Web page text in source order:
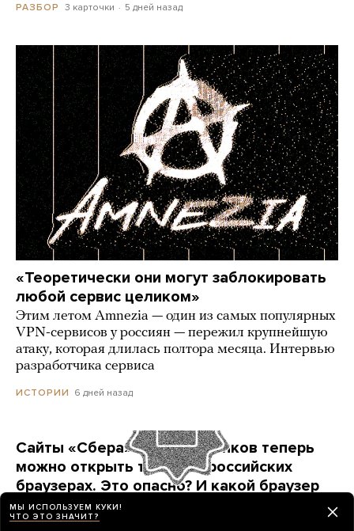
РАЗБОР 3 карточки 5 дней назад
«Теоретически они могут заблокировать
любой сервис целиком»
Этим летом Amnezia — один из самых популярных
VPN-сервисов у россиян — пережил крупнейшую
атаку, которая длилась полтора месяца. Интервью
разработчика сервиса
ИСТОРИИ 6 дней назад
Сайты «Сбера» и других банков теперь
можно открыть только в российских
браузерах. Это опасно? И какой браузер
выбрать?
Короткая инструкция для тех, кто опасается
МЫ ИСПОЛЬЗУЕМ КУКИ!
ЧТО ЭТО ЗНАЧИТ?